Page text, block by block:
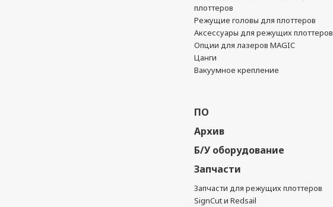
плоттеров
Режущие головы для плоттеров
Аксессуары для режущих плоттеров
Опции для лазеров MAGIC
Цанги
Вакуумное крепление
ПО
Архив
Б/У оборудование
Запчасти
Запчасти для режущих плоттеров
SignCut и Redsail